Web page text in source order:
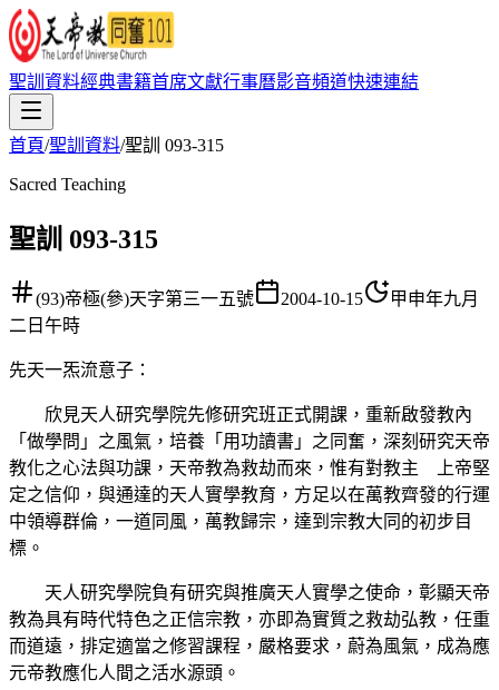
聖訓資料經典書籍首席文獻行事曆影音頻道快速連結
首頁/聖訓資料/聖訓 093-315
Sacred Teaching
聖訓 093-315
(93)帝極(參)天字第三一五號 2004-10-15
甲申年九月
二日午時
先天一炁流意子 ：
欣見天人研究學院先修研究班正式開課，重新啟發教內
「做學問」之風氣，培養「用功讀書」之同奮，深刻研究天帝
教化之心法與功課，天帝教為救劫而來，惟有對教主 上帝堅
定之信仰，與通達的天人實學教育，方足以在萬教齊發的行運
中領導群倫，一道同風，萬教歸宗，達到宗教大同的初步目
標。
天人研究學院負有研究與推廣天人實學之使命，彰顯天帝
教為具有時代特色之正信宗教，亦即為實質之救劫弘教，任重
而道遠，排定適當之修習課程，嚴格要求，蔚為風氣，成為應
元帝教應化人間之活水源頭。